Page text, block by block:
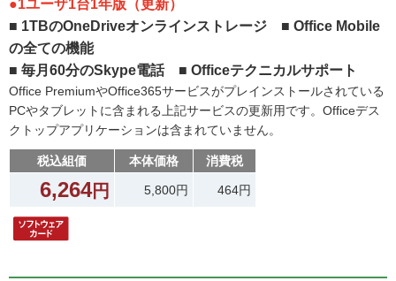
●1ユーザ1台1年版（更新）
■ 1TBのOneDriveオンラインストレージ ■ Office Mobile
の全ての機能
■ 毎月60分のSkype電話 ■ Officeテクニカルサポート
Office PremiumやOffice365サービスがプレインストールされている
PCやタブレットに含まれる上記サービスの更新用です。Officeデス
クトップアプリケーションは含まれていません。
税込組価 本体価格 消費税
6,264円 5,800円 464円